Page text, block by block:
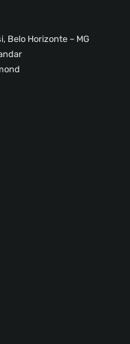
Belo Horizonte – MG